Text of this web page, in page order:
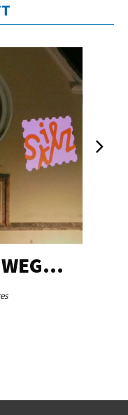
WEG…